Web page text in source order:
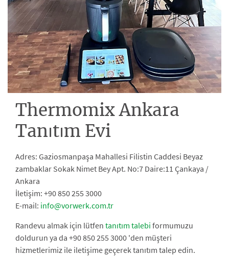
Thermomix Ankara
Tanıtım Evi
Adres: Gaziosmanpaşa Mahallesi Filistin Caddesi Beyaz
zambaklar Sokak Nimet Bey Apt. No:7 Daire:11 Çankaya /
Ankara
İletişim: +90 850 255 3000
E-mail: info@vorwerk.com.tr
Randevu almak için lütfen tanıtım talebi formumuzu
doldurun ya da +90 850 255 3000 'den müşteri
hizmetlerimiz ile iletişime geçerek tanıtım talep edin.